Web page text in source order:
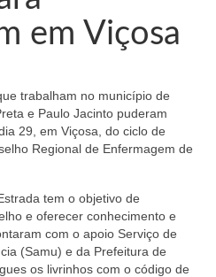
ao Cidadão
2027-2029
em Viçosa
trabalham no município de
e Paulo Jacinto puderam
29, em Viçosa, do ciclo de
Regional de Enfermagem de
tem o objetivo de
e oferecer conhecimento e
com o apoio Serviço de
(Samu) e da Prefeitura de
os livrinhos com o código de